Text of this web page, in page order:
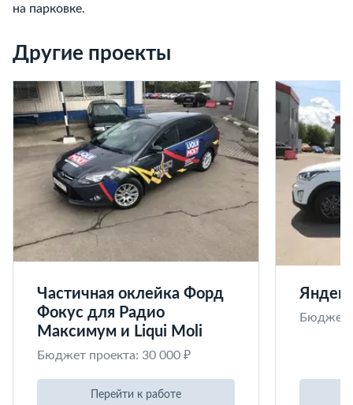
на парковке.
Другие проекты
Частичная оклейка Форд
Фокус для Радио
Максимум и Liqui Moli
Бюджет проекта: 30 000 ₽
Перейти к работе
Бюджет